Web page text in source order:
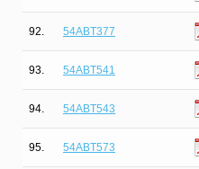
92. 54ABT377
93. 54ABT541
94. 54ABT543
95. 54ABT573